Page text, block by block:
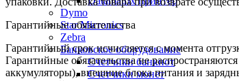
Dymo
Star Micronics
Zebra
Банковское оборудование
Счетчики банкнот
Счетчики монет
Гарантийные обязательства
Гарантийный срок исчисляется с момента
Гарантийные обязательства не
аккумуляторы), внешние блока питания и